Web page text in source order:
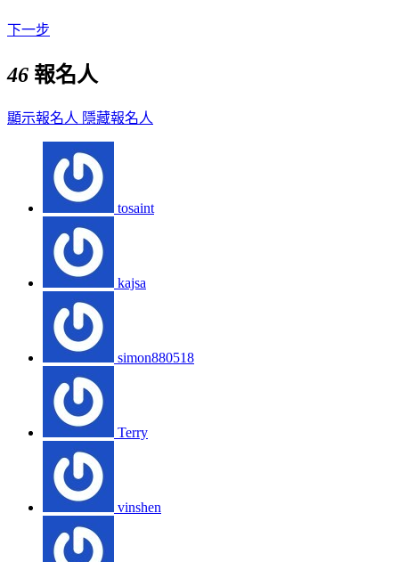
下一步
46 報名人
顯示報名人 隱藏報名人
tosaint
kajsa
simon880518
Terry
vinshen